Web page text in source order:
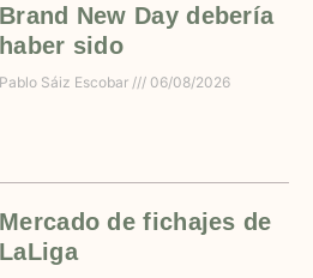
Brand New Day debería
haber sido
Pablo Sáiz Escobar 06/08/2026
Mercado de fichajes de
LaLiga